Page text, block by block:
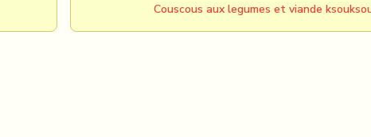
Couscous aux legumes et viande